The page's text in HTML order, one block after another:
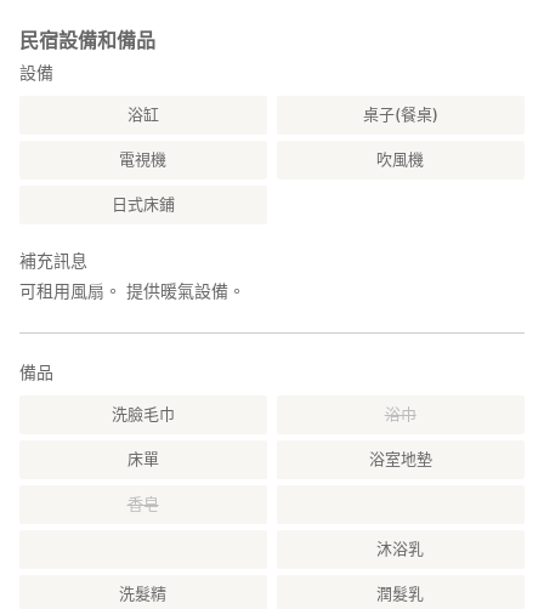
民宿設備和備品
設備
浴缸 桌子(餐桌)
電視機 吹風機
日式床鋪
補充訊息
可租用風扇。 提供暖氣設備。
備品
洗臉毛巾 浴巾
床單 浴室地墊
香皂
沐浴乳
洗髮精 潤髮乳